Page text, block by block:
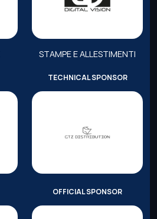
STAMPE E ALLESTIMENTI
TECHNICAL SPONSOR
OFFICIAL SPONSOR